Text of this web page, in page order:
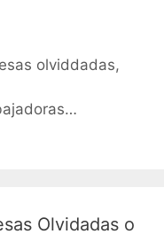
olviddadas,
Olvidadas o